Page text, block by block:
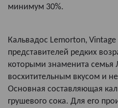
минимум 30%.
Кальвадос Lemorton,
представителей редких
которыми знаменита семья
восхитительным вкусом и
Основная составляющая
грушевого сока. Для его